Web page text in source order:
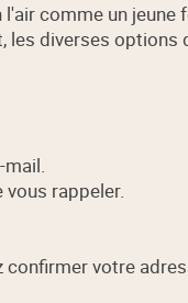
comme un jeune
diverses options
rappeler.
votre